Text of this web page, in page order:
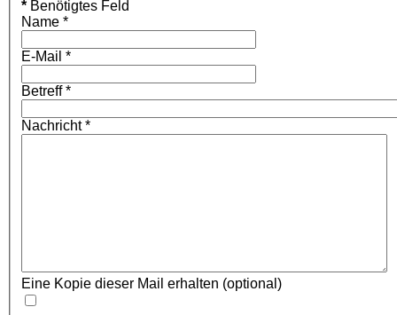
* Benötigtes Feld
Name *
E-Mail *
Betreff*
Nachricht*
Eine Kopie dieser Mail erhalten (optional)